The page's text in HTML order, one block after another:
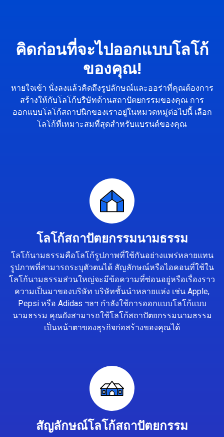
คิดก่อนที่จะไปออกแบบโลโก้
ของคุณ!
หายใจเข้า นั่งลงแล้วคิดถึงรูปลักษณ์และออร่าที่คุณต้องการ
สร้างให้กับโลโก้บริษัทด้านสถาปัตยกรรมของคุณ การ
ออกแบบโลโก้สถาปนิกของเราอยู่ในหมวดหมู่ต่อไปนี้ เลือก
โลโก้ที่เหมาะสมที่สุดสำหรับแบรนด์ของคุณ
โลโก้สถาปัตยกรรมนามธรรม
โลโก้นามธรรมคือโลโก้รูปภาพที่ใช้กันอย่างแพร่หลายแทน
รูปภาพที่สามารถระบุตัวตนได้ สัญลักษณ์หรือไอคอนที่ใช้ใน
โลโก้นามธรรมส่วนใหญ่จะมีข้อความที่ซ่อนอยู่หรือเรื่องราว
ความเป็นมาของบริษัท บริษัทชั้นนำหลายแห่ง เช่น Apple,
Pepsi หรือ Adidas ฯลฯ กำลังใช้การออกแบบโลโก้แบบ
นามธรรม คุณยังสามารถใช้โลโก้สถาปัตยกรรมนามธรรม
เป็นหน้าตาของธุรกิจก่อสร้างของคุณได้
สัญลักษณ์โลโก้สถาปัตยกรรม